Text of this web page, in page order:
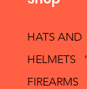
HATS AND
HELMETS '
FIREARMS